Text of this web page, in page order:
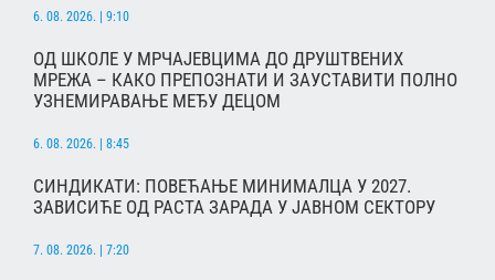
6. 08. 2026. | 9:10
ОД ШКОЛЕ У МРЧАЈЕВЦИМА ДО ДРУШТВЕНИХ
МРЕЖА – КАКО ПРЕПОЗНАТИ И ЗАУСТАВИТИ ПОЛНО
УЗНЕМИРАВАЊЕ МЕЂУ ДЕЦОМ
6. 08. 2026. | 8:45
СИНДИКАТИ: ПОВЕЋАЊЕ МИНИМАЛЦА У 2027.
ЗАВИСИЋЕ ОД РАСТА ЗАРАДА У ЈАВНОМ СЕКТОРУ
7. 08. 2026. | 7:20